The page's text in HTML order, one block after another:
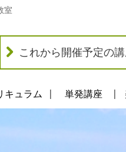
室
これから開催予定の
キュラム 単発講座